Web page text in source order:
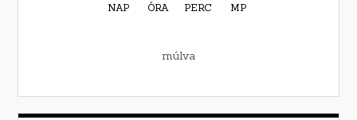
NAP ÓRA PERC MP
múlva